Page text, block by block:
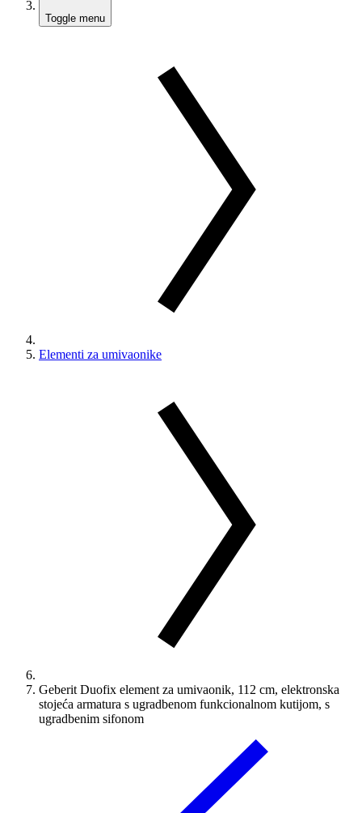
Toggle menu
Elementi za umivaonike
Geberit Duofix element za umivaonik, 112 cm, elektronska
stojeća armatura s ugradbenom funkcionalnom kutijom, s
ugradbenim sifonom